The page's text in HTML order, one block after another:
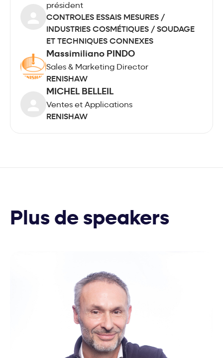
président
CONTROLES ESSAIS MESURES /
INDUSTRIES COSMÉTIQUES / SOUDAGE
ET TECHNIQUES CONNEXES
Massimiliano PINDO
Sales & Marketing Director
RENISHAW
MICHEL BELLEIL
Ventes et Applications
RENISHAW
Plus de speakers